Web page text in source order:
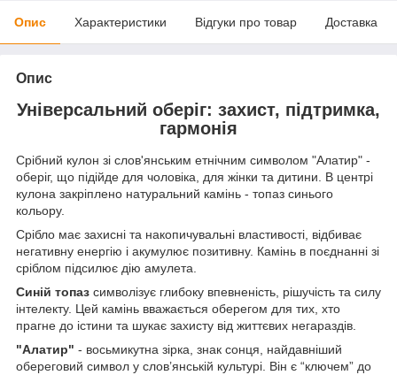
Опис Характеристики Відгуки про товар Доставка
Опис
Універсальний оберіг: захист, підтримка,
гармонія
Срібний кулон зі слов'янським етнічним символом "Алатир" -
оберіг, що підійде для чоловіка, для жінки та дитини. В центрі
кулона закріплено натуральний камінь - топаз синього
кольору.
Срібло має захисні та накопичувальні властивості, відбиває
негативну енергію і акумулює позитивну. Камінь в поєднанні зі
сріблом підсилює дію амулета.
Синій топаз символізує глибоку впевненість, рішучість та силу
інтелекту. Цей камінь вважається оберегом для тих, хто
прагне до істини та шукає захисту від життєвих негараздів.
"Алатир" - восьмикутна зірка, знак сонця, найдавніший
обереговий символ у слов’янській культурі. Він є “ключем” до